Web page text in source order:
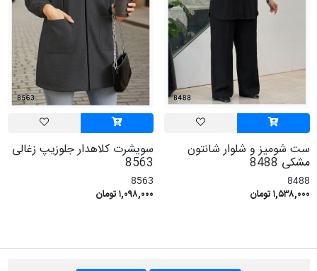
ست شومیز و شلوار شانتون
مشکی 8488
8488
۱,۵۳۸,۰۰۰ تومان
سویشرت کلاهدار جلوزیپ زغالی
8563
8563
۱,۰۹۸,۰۰۰ تومان